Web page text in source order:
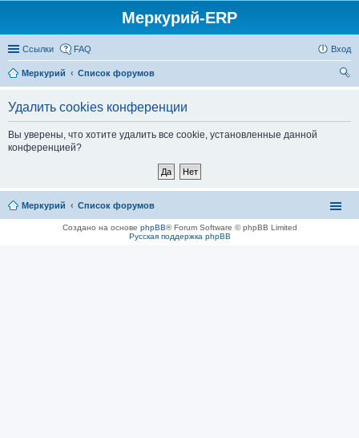
Меркурий-ERP
Ссылки FAQ Вход
Меркурий
Список форумов
Удалить cookies конференции
Вы уверены, что хотите удалить все cookie, установленные данной
конференцией?
Меркурий Список форумов
Создано на основе phpBB® Forum Software © phpBB Limited
Русская поддержка phpBB